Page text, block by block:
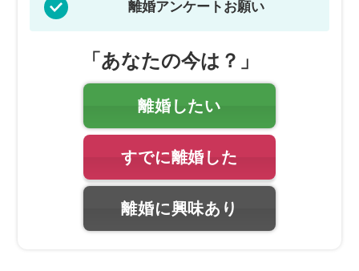
離婚アンケートお願い
「あなたの今は？」
離婚したい
すでに離婚した
離婚に興味あり